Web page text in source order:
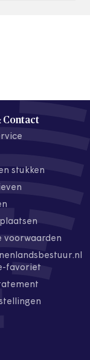
Contact
stukken
voorwaarden
favoriet